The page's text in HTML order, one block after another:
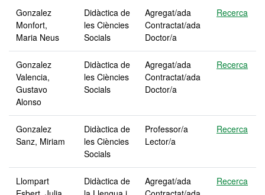
Gonzalez
Monfort,
Maria Neus
Didàctica de
les Ciències
Socials
Agregat/ada
Contractat/ada
Doctor/a
Recerca
Gonzalez
Valencia,
Gustavo
Alonso
Didàctica de
les Ciències
Socials
Agregat/ada
Contractat/ada
Doctor/a
Recerca
Gonzalez
Sanz, Miriam
Didàctica de
les Ciències
Socials
Professor/a
Lector/a
Recerca
Llompart
Didàctica de
Agregat/ada
Recerca